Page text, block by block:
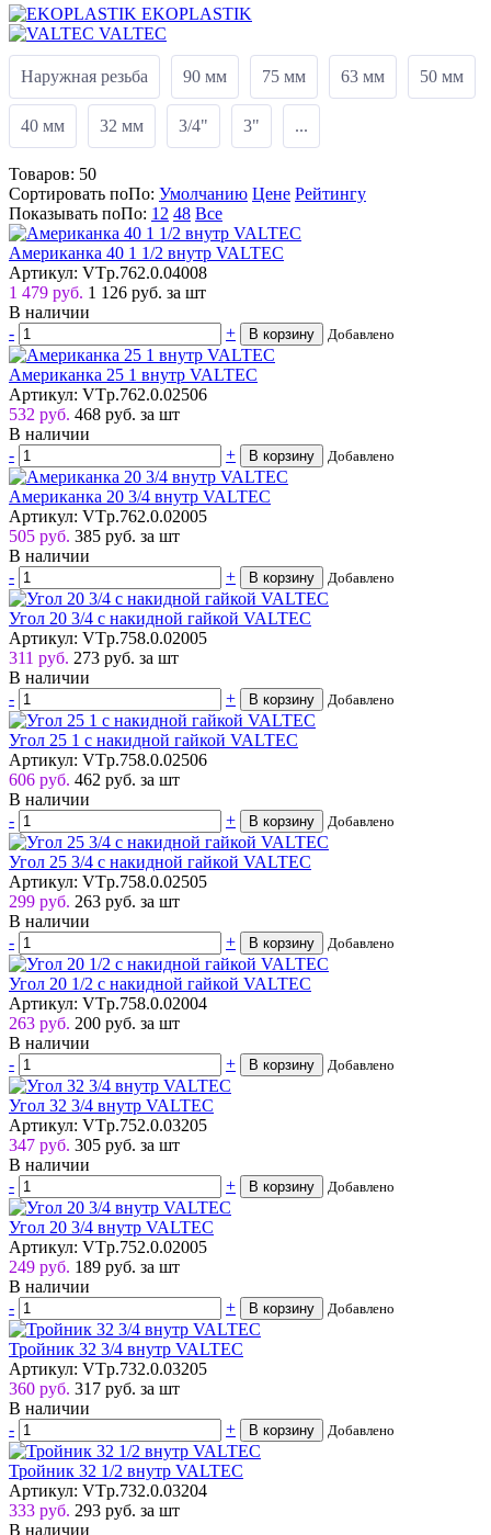
EKOPLASTIK
VALTEC
Наружная резьба 90 мм 75 мм 63 мм 50 мм
40 мм 32 мм 3/4" 3" ...
Товаров: 50
Сортировать поПо: Умолчанию Цене Рейтингу
Показывать поПо: 12 48 Все
Американка 40 1 1/2 внутр VALTEC
Артикул: VTp.762.0.04008
1 479 руб. 1 126 руб. за шт
В наличии
-
+ В корзину Добавлено
Американка 25 1 внутр VALTEC
Артикул: VTp.762.0.02506
532 руб. 468 руб. за шт
В наличии
-
+ В корзину Добавлено
Американка 20 3/4 внутр VALTEC
Артикул: VTp.762.0.02005
505 руб. 385 руб. за шт
В наличии
-
+ В корзину Добавлено
Угол 20 3/4 с накидной гайкой VALTEC
Артикул: VTp.758.0.02005
311 руб. 273 руб. за шт
В наличии
-
+ В корзину Добавлено
Угол 25 1 с накидной гайкой VALTEC
Артикул: VTp.758.0.02506
606 руб. 462 руб. за шт
В наличии
-
+ В корзину Добавлено
Угол 25 3/4 с накидной гайкой VALTEC
Артикул: VTp.758.0.02505
299 руб. 263 руб. за шт
В наличии
-
+ В корзину Добавлено
Угол 20 1/2 с накидной гайкой VALTEC
Артикул: VTp.758.0.02004
263 руб. 200 руб. за шт
В наличии
-
+ В корзину Добавлено
Угол 32 3/4 внутр VALTEC
Артикул: VTp.752.0.03205
347 руб. 305 руб. за шт
В наличии
-
+ В корзину Добавлено
Угол 20 3/4 внутр VALTEC
Артикул: VTp.752.0.02005
249 руб. 189 руб. за шт
В наличии
-
+ В корзину Добавлено
Тройник 32 3/4 внутр VALTEC
Артикул: VTp.732.0.03205
360 руб. 317 руб. за шт
В наличии
-
+ В корзину Добавлено
Тройник 32 1/2 внутр VALTEC
Артикул: VTp.732.0.03204
333 руб. 293 руб. за шт
В наличии